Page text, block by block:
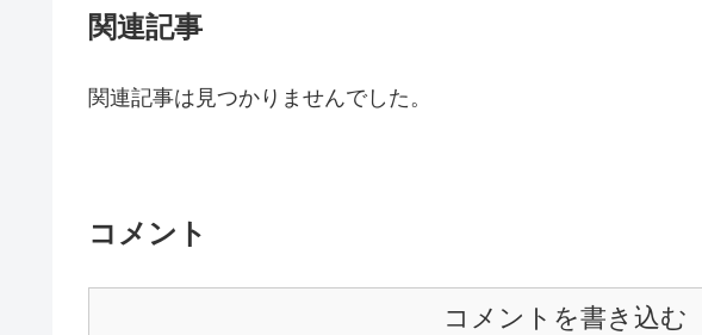
関連記事
関連記事は見つかりませんでした。
コメント
コメントを書き込む